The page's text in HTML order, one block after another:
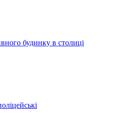
будинку в столиці